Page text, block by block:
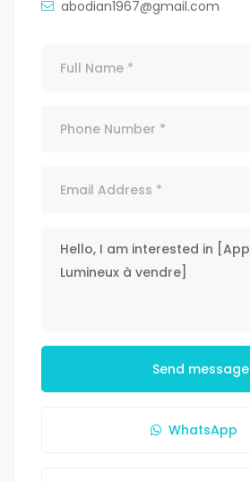
abodian1967@gmail.com
Send message
WhatsApp